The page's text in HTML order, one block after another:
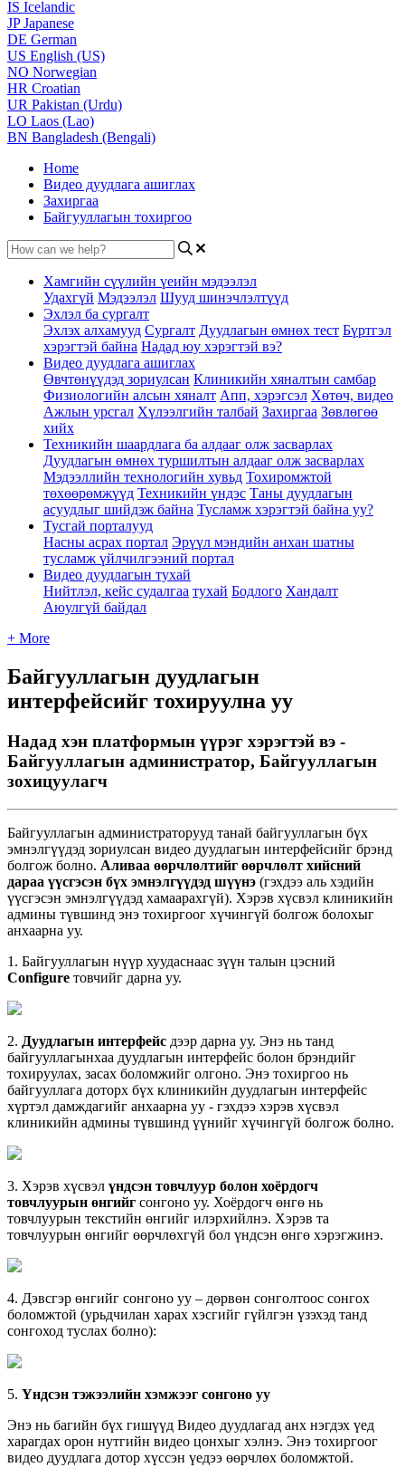
IS Icelandic
JPJapanese
DE German
US English (US)
NO Norwegian
HR Croatian
UR Pakistan (Urdu)
LO Laos (Lao)
BN Bangladesh (Bengali)
Home
Видео дуудлага ашиглах
Захиргаа
Байгууллагын тохиргоо
Хамгийн сүүлийн үеийн мэдээлэл
Удахгүй Мэдээлэл Шууд шинэчлэлтүүд
Эхлэл ба сургалт
Эхлэх алхамууд Сургалт Дуудлагын өмнөх тест Бүртгэл
хэрэгтэй байна Надад юу хэрэгтэй вэ?
Видео дуудлага ашиглах
Өвчтөнүүдэд зориулсан Клиникийн хяналтын самбар
Физиологийн алсын хяналт Апп, хэрэгсэл Хөтөч, видео
Ажлын урсгал Хүлээлгийн талбай Захиргаа Зөвлөгөө
хийх
Техникийн шаардлага ба алдааг олж засварлах
Дуудлагын өмнөх туршилтын алдааг олж засварлах
Мэдээллийн технологийн хувьд Тохиромжтой
төхөөрөмжүүд Техникийн үндэс Таны дуудлагын
асуудлыг шийдэж байна Тусламж хэрэгтэй байна уу?
Тусгай порталууд
Насны асрах портал Эрүүл мэндийн анхан шатны
тусламж үйлчилгээний портал
Видео дуудлагын тухай
Нийтлэл, кейс судалгаа тухай Бодлого Хандалт
Аюулгүй байдал
+ More
Байгууллагын дуудлагын
интерфейсийг тохируулна уу
Надад хэн платформын үүрэг хэрэгтэй вэ -
Байгууллагын администратор, Байгууллагын
зохицуулагч
Байгууллагын администраторууд танай байгууллагын бүх
эмнэлгүүдэд зориулсан видео дуудлагын интерфейсийг брэнд
болгож болно. Аливаа өөрчлөлтийг өөрчлөлт хийсний
дараа үүсгэсэн бүх эмнэлгүүдэд шүүнэ (гэхдээ аль хэдийн
үүсгэсэн эмнэлгүүдэд хамаарахгүй). Хэрэв хүсвэл клиникийн
админы түвшинд энэ тохиргоог хүчингүй болгож болохыг
анхаарна уу.
1 . Байгууллагын нүүр хуудаснаас зүүн талын цэсний
Configure товчийг дарна уу.
2. Дуудлагын интерфейс дээр дарна уу. Энэ нь танд
байгууллагынхаа дуудлагын интерфейс болон брэндийг
тохируулах, засах боломжийг олгоно. Энэ тохиргоо нь
байгууллага доторх бүх клиникийн дуудлагын интерфейс
хүртэл дамждагийг анхаарна уу - гэхдээ хэрэв хүсвэл
клиникийн админы түвшинд үүнийг хүчингүй болгож болно.
3. Хэрэв хүсвэл үндсэн товчлуур болон хоёрдогч
товчлуурын өнгийг сонгоно уу. Хоёрдогч өнгө нь
товчлуурын текстийн өнгийг илэрхийлнэ. Хэрэв та
товчлуурын өнгийг өөрчлөхгүй бол үндсэн өнгө хэрэгжинэ.
4. Дэвсгэр өнгийг сонгоно уу – дөрвөн сонголтоос сонгох
боломжтой (урьдчилан харах хэсгийг гүйлгэн үзэхэд танд
сонгоход туслах болно):
5. Үндсэн тэжээлийн хэмжээг сонгоно уу
Энэ нь багийн бүх гишүүд Видео дуудлагад анх нэгдэх үед
харагдах орон нутгийн видео цонхыг хэлнэ. Энэ тохиргоог
видео дуудлага дотор хүссэн үедээ өөрчлөх боломжтой.